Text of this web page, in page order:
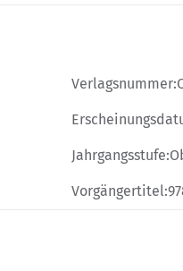
Verlagsnummer:
Jahrgangsstufe:
Vorgängertitel: